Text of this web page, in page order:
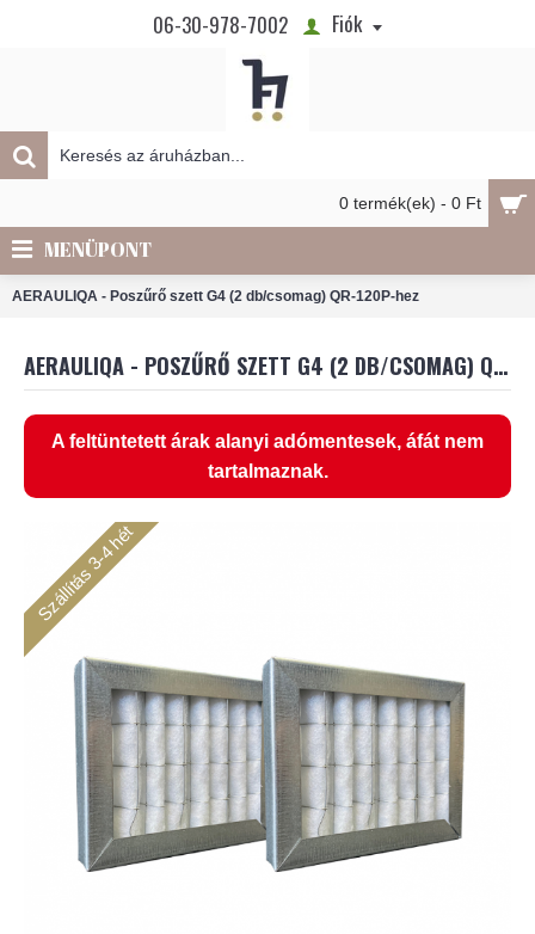
06-30-978-7002 Fiók
0 termék(ek) - 0 Ft
MENÜPONT
AERAULIQA - Poszűrő szett G4 (2 db/csomag) QR-120P-hez
AERAULIQA - POSZŰRŐ SZETT G4 (2 DB/CSOMAG) QR-120P-HEZ
A feltüntetett árak alanyi adómentesek, áfát nem
tartalmaznak.
Szállítás 3-4 hét